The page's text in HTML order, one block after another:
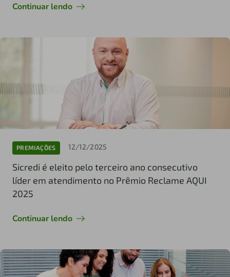
Continuar lendo
PREMIAÇÕES 12/12/2025
Sicredi é eleito pelo terceiro ano consecutivo
líder em atendimento no Prêmio Reclame AQUI
2025
Continuar lendo